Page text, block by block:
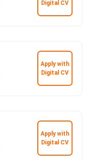
Digital CV
Apply with
Digital CV
Apply with
Digital CV